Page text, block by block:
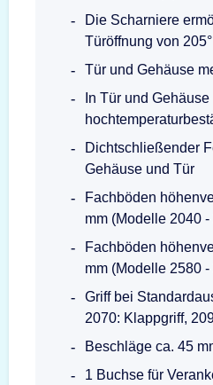
Die Scharniere
Türöffnung von
Tür und Gehäuse
In Tür und Gehäuse
Dichtschließender
Gehäuse und Tür
Fachböden
mm (Modelle 2040 -
Fachböden
mm (Modelle 2580 -
Griff bei
2070: Klappgriff,
Beschläge ca. 45
1 Buchse für